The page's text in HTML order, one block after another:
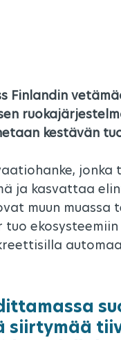
Finlandin
kestävän
ja kasvattaa
muun muassa
tuo
siirtymää